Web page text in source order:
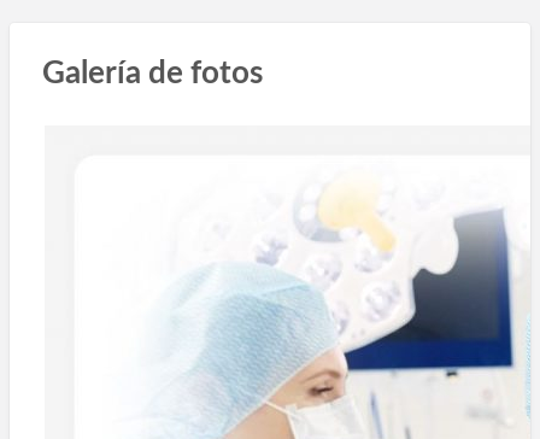
Galería de fotos